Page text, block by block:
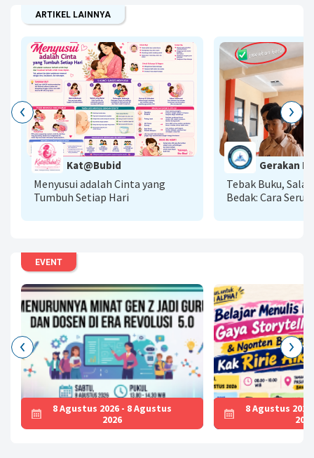
ARTIKEL LAINNYA
Kat@Bubid
Menyusui adalah Cinta yang
Tumbuh Setiap Hari
Gerakan
Tebak Buku,
Bedak: Cara Seru
EVENT
8 Agustus 2026 - 8 Agustus
2026
8 Agustus
2026